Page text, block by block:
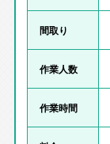
間取り
作業人数
作業時間